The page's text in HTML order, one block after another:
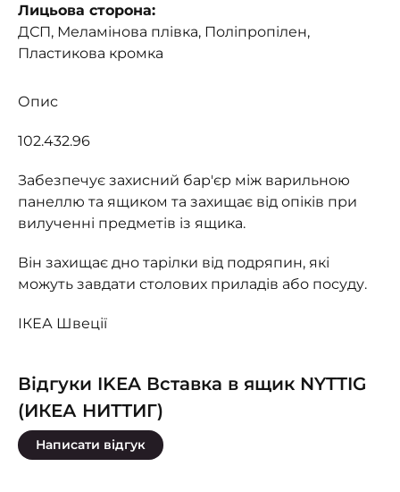
Лицьова сторона:
ДСП, Меламінова плівка, Поліпропілен,
Пластикова кромка
Опис
102.432.96
Забезпечує захисний бар'єр між варильною
панеллю та ящиком та захищає від опіків при
вилученні предметів із ящика.
Він захищає дно тарілки від подряпин, які
можуть завдати столових приладів або посуду.
ІКЕА Швеції
Відгуки IKEA Вставка в ящик NYTTIG
(ИКЕА НИТТИГ)
Написати відгук